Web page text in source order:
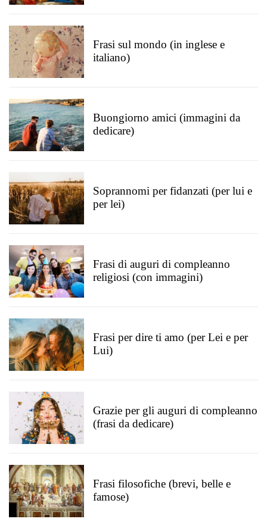
Frasi sul mondo (in inglese e
italiano)
Buongiorno amici (immagini da
dedicare)
Soprannomi per fidanzati (per lui e
per lei)
Frasi di auguri di compleanno
religiosi (con immagini)
Frasi per dire ti amo (per Lei e per
Lui)
Grazie per gli auguri di compleanno
(frasi da dedicare)
Frasi filosofiche (brevi, belle e
famose)